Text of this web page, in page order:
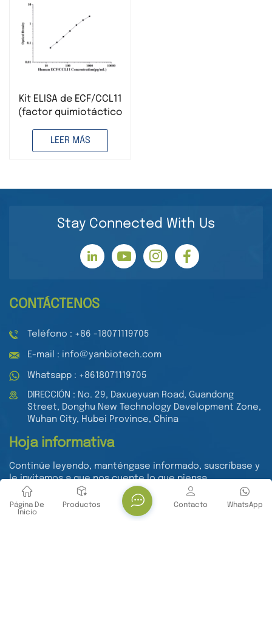
Kit ELISA de ECF/CCL11
(factor quimiotáctico
humano
LEER MÁS
Stay Connected With Us
CONTÁCTENOS
Teléfono : +86 -18071119705
E-mail : info@yanbiotech.com
Whatsapp : +8618071119705
DIRECCIÓN : No. 29, Daxueyuan Road, Guandong
Street, Donghu New Technology Development Zone,
Wuhan City, Hubei Province, China
Hoja informativa
Continúe leyendo, manténgase informado, suscríbase y
le invitamos a que nos cuente lo que piensa.
Página De
Inicio
Productos WhatsApp
Contacto